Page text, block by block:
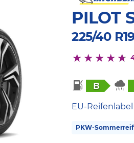
PILOT
225/40
B
EU-Reifenlabel
PKW-